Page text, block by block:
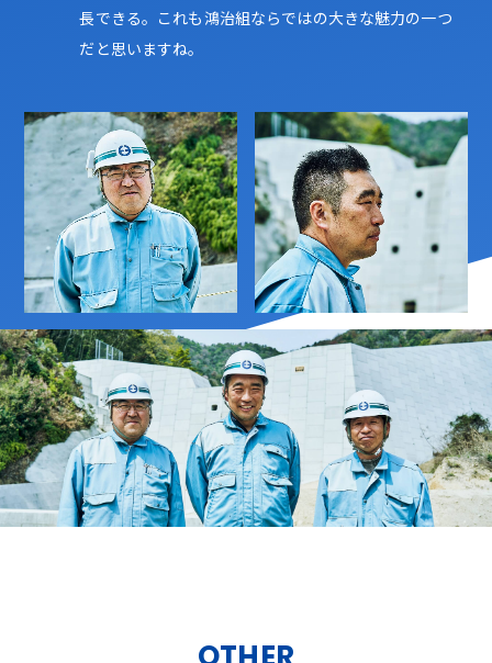
長できる。これも鴻治組ならではの大きな魅力の一つ
だと思いますね。